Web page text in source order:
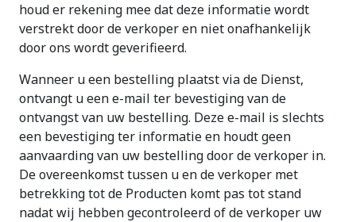
houd er rekening mee dat deze informatie wordt
verstrekt door de verkoper en niet onafhankelijk
door ons wordt geverifieerd.
Wanneer u een bestelling plaatst via de Dienst,
ontvangt u een e-mail ter bevestiging van de
ontvangst van uw bestelling. Deze e-mail is slechts
een bevestiging ter informatie en houdt geen
aanvaarding van uw bestelling door de verkoper in.
De overeenkomst tussen u en de verkoper met
betrekking tot de Producten komt pas tot stand
nadat wij hebben gecontroleerd of de verkoper uw